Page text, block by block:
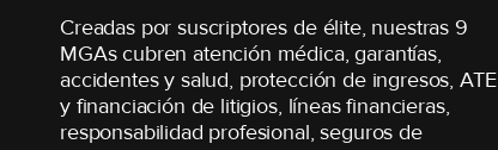
Creadas por suscriptores de élite, nuestras 9
MGAs cubren atención médica, garantías,
accidentes y salud, protección de ingresos, ATE
y financiación de litigios, líneas financieras,
responsabilidad profesional, seguros de